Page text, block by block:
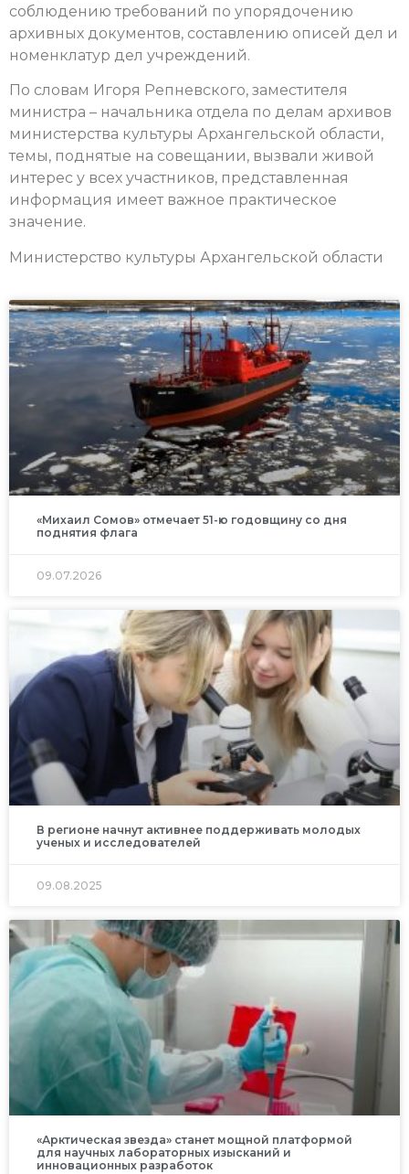
соблюдению требований по упорядочению
архивных документов, составлению описей дел и
номенклатур дел учреждений.
По словам Игоря Репневского, заместителя
министра – начальника отдела по делам архивов
министерства культуры Архангельской области,
темы, поднятые на совещании, вызвали живой
интерес у всех участников, представленная
информация имеет важное практическое
значение.
Министерство культуры Архангельской области
«Михаил Сомов» отмечает 51-ю годовщину со дня
поднятия флага
09.07.2026
В регионе начнут активнее поддерживать молодых
ученых и исследователей
09.08.2025
«Арктическая звезда» станет мощной платформой
для научных лабораторных изысканий и
инновационных разработок